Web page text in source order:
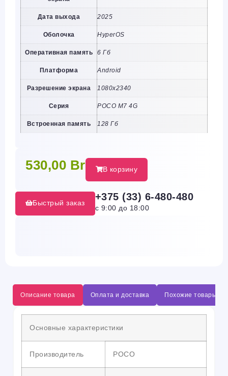
Дата выхода 2025
Оболочка HyperOS
Оперативная память 6 Гб
Платформа Android
Разрешение экрана 1080х2340
Серия POCO M7 4G
Встроенная память 128 Гб
530,00 Br В корзину
Быстрый заказ
+375 (33) 6-480-480
с 9:00 до 18:00
Описание товара Оплата и доставка Похожие товары
Основные характеристики
Производитель POCO